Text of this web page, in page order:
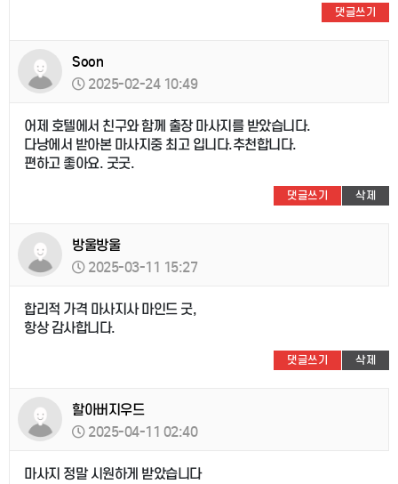
댓글쓰기
Soon
2025-02-24 10:49
어제 호텔에서 친구와 함께 출장 마사지를 받았습니다.
다낭에서 받아본 마사지중 최고 입니다.추천합니다.
편하고 좋아요. 굿굿.
댓글쓰기 삭제
방울방울
2025-03-11 15:27
합리적 가격 마사지사 마인드 굿,
항상 감사합니다.
댓글쓰기 삭제
할아버지우드
2025-04-11 02:40
마사지 정말 시원하게 받았습니다